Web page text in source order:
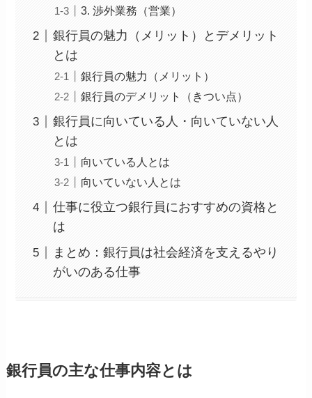
3. 渉外業務（営業）
銀行員の魅力（メリット）とデメリット
とは
銀行員の魅力（メリット）
銀行員のデメリット（きつい点）
銀行員に向いている人・向いていない人
とは
向いている人とは
向いていない人とは
仕事に役立つ銀行員におすすめの資格と
は
まとめ：銀行員は社会経済を支えるやり
がいのある仕事
銀行員の主な仕事内容とは